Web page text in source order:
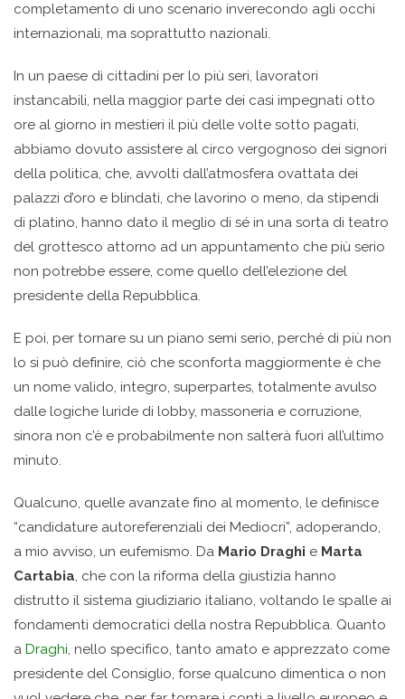
completamento di uno scenario inverecondo agli occhi
internazionali, ma soprattutto nazionali.
In un paese di cittadini per lo più seri, lavoratori
instancabili, nella maggior parte dei casi impegnati otto
ore al giorno in mestieri il più delle volte sotto pagati,
abbiamo dovuto assistere al circo vergognoso dei signori
della politica, che, avvolti dall’atmosfera ovattata dei
palazzi d’oro e blindati, che lavorino o meno, da stipendi
di platino, hanno dato il meglio di sé in una sorta di teatro
del grottesco attorno ad un appuntamento che più serio
non potrebbe essere, come quello dell’elezione del
presidente della Repubblica.
E poi, per tornare su un piano semi serio, perché di più non
lo si può definire, ciò che sconforta maggiormente è che
un nome valido, integro, superpartes, totalmente avulso
dalle logiche luride di lobby, massoneria e corruzione,
sinora non c’è e probabilmente non salterà fuori all’ultimo
minuto.
Qualcuno, quelle avanzate fino al momento, le definisce
“candidature autoreferenziali dei Mediocri”, adoperando,
a mio avviso, un eufemismo. Da Mario Draghi e Marta
Cartabia, che con la riforma della giustizia hanno
distrutto il sistema giudiziario italiano, voltando le spalle ai
fondamenti democratici della nostra Repubblica. Quanto
a Draghi, nello specifico, tanto amato e apprezzato come
presidente del Consiglio, forse qualcuno dimentica o non